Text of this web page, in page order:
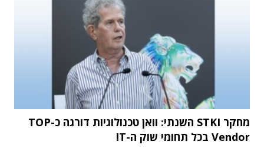
מחקר STKI השנתי: וואן טכנולוגיות דורגה כ-TOP
Vendor בכל תחומי שוק ה-IT